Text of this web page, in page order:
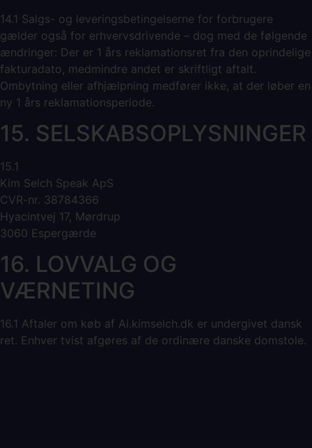
14.1 Salgs- og leveringsbetingelserne for forbrugere
gælder også for erhvervsdrivende – dog med de følgende
ændringer: Der er 1 års reklamationsret fra den oprindelige
fakturadato, medmindre andet er skriftligt aftalt.
Ombytning eller afhjælpning medfører ikke, at der løber en
ny 1 års reklamationsperiode.
15. SELSKABSOPLYSNINGER
15.1
Kim Selch Speak ApS
CVR-nr. 38784366
Hyacintvej 17, Mørdrup
3060 Espergærde
16. LOVVALG OG
VÆRNETING
16.1 Aftaler om køb af Ai.kimselch.dk er undergivet dansk
ret. Enhver tvist afgøres af de ordinære danske domstole.